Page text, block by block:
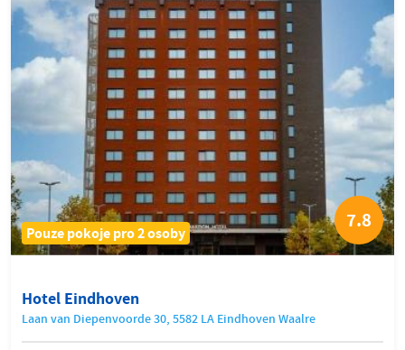
Pouze pokoje pro 2 osoby
7.8
Hotel Eindhoven
Laan van Diepenvoorde 30, 5582 LA Eindhoven Waalre